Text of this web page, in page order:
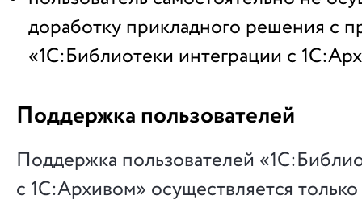
доработку прикладного решения с
«1С:Библиотеки интеграции с
Поддержка пользователей
Поддержка пользователей
с 1С:Архивом» осуществляется